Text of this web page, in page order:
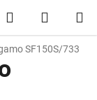
Hledat
SF150S/733